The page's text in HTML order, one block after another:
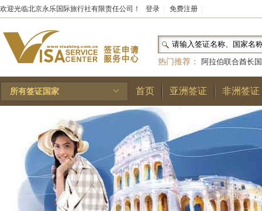
欢迎光临北京永乐国际旅行社有限责任公司！ 登录 免费注册
热门推荐：
阿拉伯联合酋长国
和国|布基纳法索|巴勒斯坦
林王国|安道尔公国|
所有签证国家 首页 亚洲签证 非洲签证